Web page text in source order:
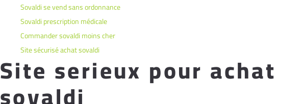
Sovaldi se vend sans ordonnance
Sovaldi prescription médicale
Commander sovaldi moins cher
Site sécurisé achat sovaldi
Site serieux pour achat